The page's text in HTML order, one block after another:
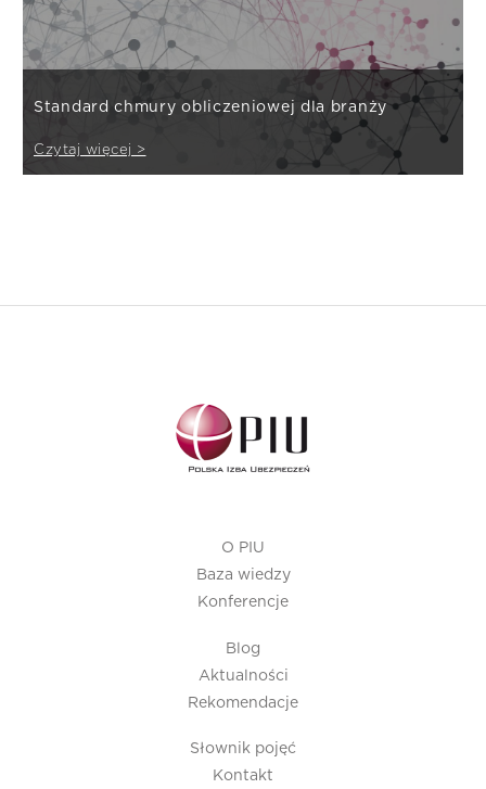
Standard chmury obliczeniowej dla branży
Czytaj więcej >
O PIU
Baza wiedzy
Konferencje
Blog
Aktualności
Rekomendacje
Słownik pojęć
Kontakt